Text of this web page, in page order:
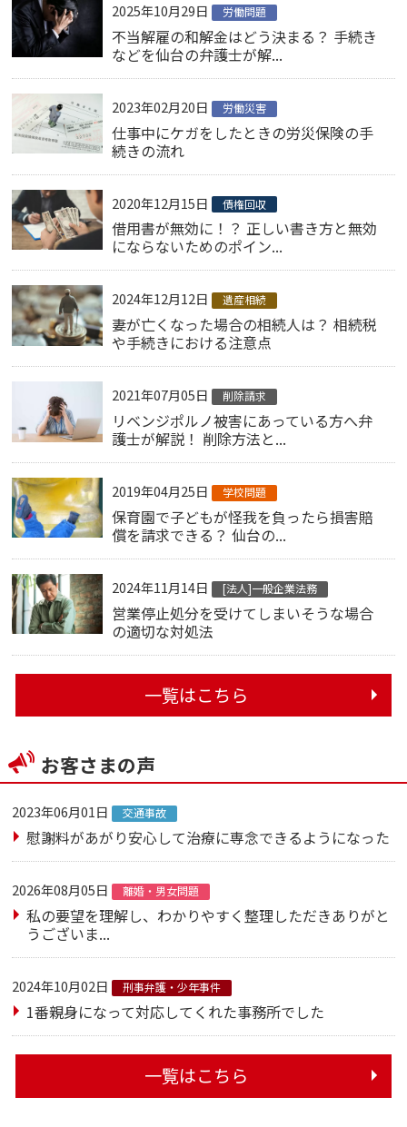
2025年10月29日 労働問題
不当解雇の和解金はどう決まる？ 手続き
などを仙台の弁護士が解...
2023年02月20日 労働災害
仕事中にケガをしたときの労災保険の手
続きの流れ
2020年12月15日 債権回収
借用書が無効に！？ 正しい書き方と無効
にならないためのポイン...
2024年12月12日 遺産相続
妻が亡くなった場合の相続人は？ 相続税
や手続きにおける注意点
2021年07月05日 削除請求
リベンジポルノ被害にあっている方へ弁
護士が解説！ 削除方法と...
2019年04月25日 学校問題
保育園で子どもが怪我を負ったら損害賠
償を請求できる？ 仙台の...
2024年11月14日 [法人]一般企業法務
営業停止処分を受けてしまいそうな場合
の適切な対処法
一覧はこちら
お客さまの声
2023年06月01日 交通事故
慰謝料があがり安心して治療に専念できるようになった
2026年08月05日 離婚・男女問題
私の要望を理解し、わかりやすく整理しただきありがと
うございま...
2024年10月02日 刑事弁護・少年事件
1番親身になって対応してくれた事務所でした
一覧はこちら